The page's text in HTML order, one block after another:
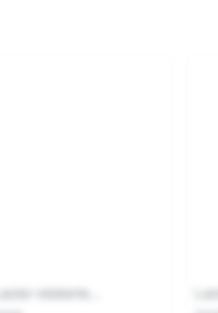
Laster relaterte...